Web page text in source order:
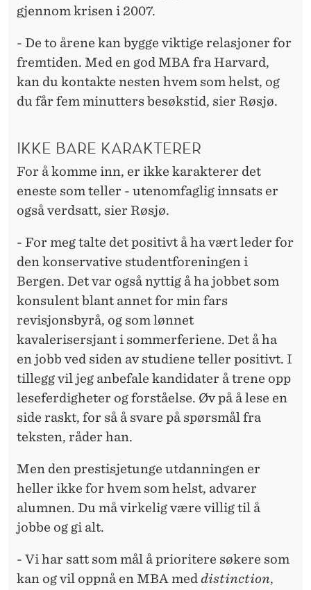
gjennom krisen i 2007.
- De to årene kan bygge viktige relasjoner for
fremtiden. Med en god MBA fra Harvard,
kan du kontakte nesten hvem som helst, og
du får fem minutters besøkstid, sier Røsjø.
IKKE BARE KARAKTERER
For å komme inn, er ikke karakterer det
eneste som teller - utenomfaglig innsats er
også verdsatt, sier Røsjø.
- For meg talte det positivt å ha vært leder for
den konservative studentforeningen i
Bergen. Det var også nyttig å ha jobbet som
konsulent blant annet for min fars
revisjonsbyrå, og som lønnet
kavalerisersjant i sommerferiene. Det å ha
en jobb ved siden av studiene teller positivt. I
tillegg vil jeg anbefale kandidater å trene opp
leseferdigheter og forståelse. Øv på å lese en
side raskt, for så å svare på spørsmål fra
teksten, råder han.
Men den prestisjetunge utdanningen er
heller ikke for hvem som helst, advarer
alumnen. Du må virkelig være villig til å
jobbe og gi alt.
- Vi har satt som mål å prioritere søkere som
kan og vil oppnå en MBA med distinction,